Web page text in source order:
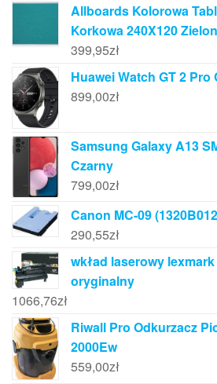
Allboards Kolorowa
Korkowa 240X120
399,95zł
Huawei Watch GT 2 Pro
899,00zł
Samsung Galaxy A13
Czarny
799,00zł
Canon MC-09
290,55zł
wkład laserowy
oryginalny
1066,76zł
Riwall Pro Odkurzacz
2000Ew
559,00zł